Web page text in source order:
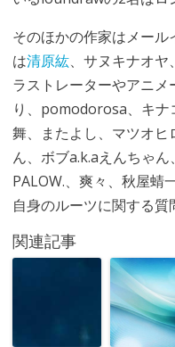
そのほかの作家はメー
は清原紘、サヌキナオヤ、
ラストレーターやアニ
り、pomodorosa、キ
舞、またよし、マツオヒ
ん、ボブa.k.aえんちゃん
PALOW.、爽々、秋屋蜻
自身のルーツに関する質
関連記事